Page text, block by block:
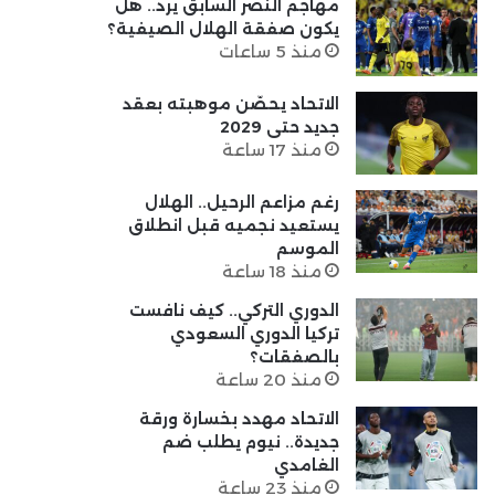
مهاجم النصر السابق يرد.. هل
يكون صفقة الهلال الصيفية؟
منذ 5 ساعات
الاتحاد يحصّن موهبته بعقد
جديد حتى 2029
منذ 17 ساعة
رغم مزاعم الرحيل.. الهلال
يستعيد نجميه قبل انطلاق
الموسم
منذ 18 ساعة
الدوري التركي.. كيف نافست
تركيا الدوري السعودي
بالصفقات؟
منذ 20 ساعة
الاتحاد مهدد بخسارة ورقة
جديدة.. نيوم يطلب ضم
الغامدي
منذ 23 ساعة